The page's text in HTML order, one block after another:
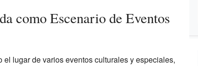
como Escenario de Eventos
el lugar de varios eventos culturales y especiales,